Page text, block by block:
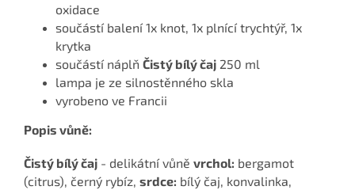
oxidace
součástí balení 1x knot, 1x plnící trychtýř, 1x
krytka
součástí náplň Čistý bílý čaj 250 ml
lampa je ze silnostěnného skla
vyrobeno ve Francii
Popis vůně:
Čistý bílý čaj - delikátní vůně vrchol: bergamot
(citrus), černý rybíz, srdce: bílý čaj, konvalinka,